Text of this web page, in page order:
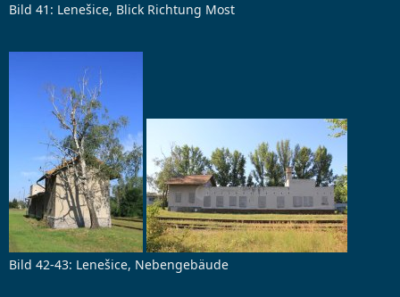
Bild 41: Lenešice, Blick Richtung Most
Bild 42-43: Lenešice, Nebengebäude